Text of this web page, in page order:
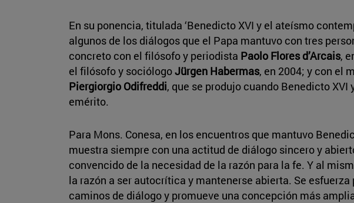
En su ponencia, titulada ‘Benedicto XVI y el ateísmo
algunos de los diálogos que el Papa mantuvo con tres
concreto con el filósofo y periodista Paolo Flores d’Arcais,
el filósofo y sociólogoJürgen Habermas, en 2004; y con el
Piergiorgio Odifreddi, que se produjo cuando Benedicto XVI
emérito.
Para Mons. Conesa, en los encuentros que mantuvo
muestra siempre con una actitud de diálogo sincero y
convencido de la necesidad de la razón para la fe. Y al
la razón a ser autocrítica y mantenerse abierta. Se esfuerza
caminos de diálogo y promueve una concepción más